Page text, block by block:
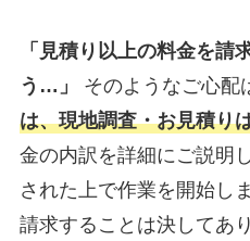
「見積り以上の料金を請
う…」
そのようなご心配
は、現地調査・お見積り
金の内訳を詳細にご説明
された上で作業を開始し
請求することは決してあ